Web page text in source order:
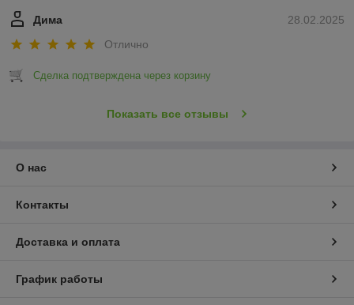
28.02.2025
Дима
Отлично
Сделка подтверждена через корзину
Показать все отзывы
О нас
Контакты
Доставка и оплата
График работы